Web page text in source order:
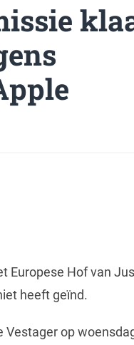
Europese Hof van
heeft geïnd.
op